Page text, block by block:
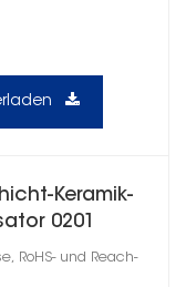
Keramik-
0201
RoHS- und Reach-